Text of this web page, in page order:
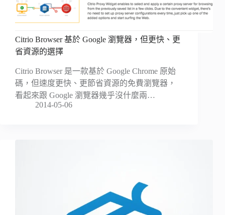
Citrio Browser 基於 Google 瀏覽器，但更快、更
省資源的選擇
Citrio Browser 是一款基於 Google Chrome 原始
碼，但速度更快、更節省資源的免費瀏覽器，
看起來跟 Google 瀏覽器幾乎沒什麼兩…
2014-05-06